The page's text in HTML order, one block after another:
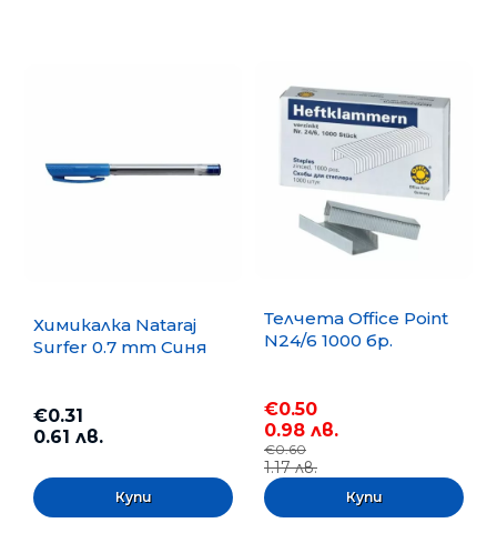
Химикалка Nataraj
Surfer 0.7 mm Синя
€0.31
0.61 лв.
Телчета Office Point
N24/6 1000 бр.
€0.50
0.98 лв.
€0.60
1.17 лв.